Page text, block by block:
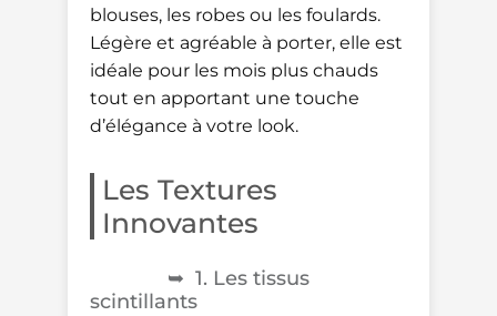
blouses, les robes ou les foulards.
Légère et agréable à porter, elle est
idéale pour les mois plus chauds
tout en apportant une touche
d’élégance à votre look.
Les Textures
Innovantes
1. Les tissus
scintillants